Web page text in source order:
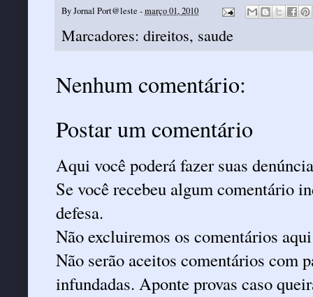
ByJornal Port@leste -março 01, 2010
Marcadores: direitos, saude
Nenhum comentário:
Postar um comentário
Aqui você poderá fazer suas
Se você recebeu algum comentário
defesa.
Não excluiremos os comentários
Não serão aceitos comentários com
infundadas. Aponte provas caso